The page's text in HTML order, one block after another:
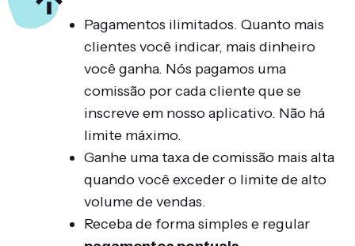
Pagamentos ilimitados. Quanto mais
clientes você indicar, mais dinheiro
você ganha. Nós pagamos uma
comissão por cada cliente que se
inscreve em nosso aplicativo. Não há
limite máximo.
Ganhe uma taxa de comissão mais alta
quando você exceder o limite de alto
volume de vendas.
Receba de forma simples e regular